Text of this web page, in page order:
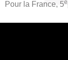
Pour la France, 5e